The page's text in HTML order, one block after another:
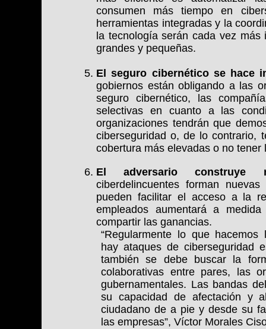
consumen más tiempo en
herramientas integradas y la
la tecnología serán cada vez más
grandes y pequeñas.
El seguro cibernético se hace
gobiernos están obligando a las
seguro cibernético, las
selectivas en cuanto a las
organizaciones tendrán que
ciberseguridad o, de lo contrario,
cobertura más elevadas o no tener
El adversario construye
ciberdelincuentes forman
pueden facilitar el acceso a la
empleados aumentará a
compartir las ganancias.
“Regularmente lo que hacemos
hay ataques de ciberseguridad
también se debe buscar la
colaborativas entre pares, las
gubernamentales. Las bandas
su capacidad de afectación y
ciudadano de a pie y desde su
las empresas”, Víctor Morales